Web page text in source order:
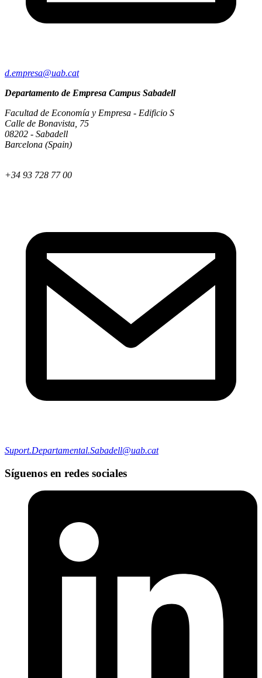
d.empresa@uab.cat
Departamento de Empresa Campus Sabadell
Facultad de Economía y Empresa - Edificio S
Calle de Bonavista, 75
08202 - Sabadell
Barcelona (Spain)
+34 93 728 77 00
Suport.Departamental.Sabadell@uab.cat
Síguenos en redes sociales